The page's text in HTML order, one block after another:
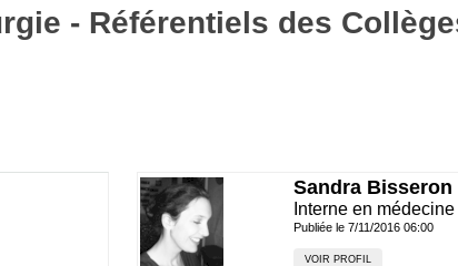
- Référentiels des
Sandra Bisseron
Interne en
Publiée le 7/11/2016 06:00
VOIR PROFIL